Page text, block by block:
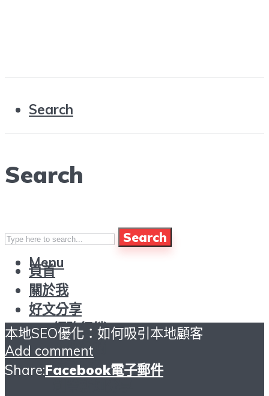
Search
Search
Search
頁首
關於我
好文分享
網路行銷
品牌行銷
被動收入
Menu
本地SEO優化：如何吸引本地顧客
Add comment
Share:Facebook電子郵件